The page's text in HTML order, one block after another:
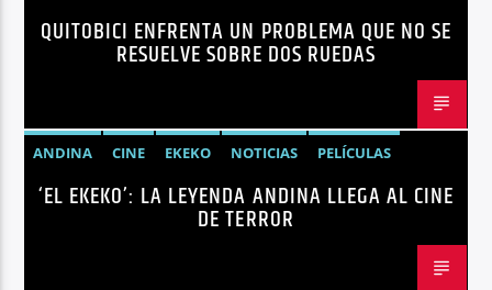
EDITORIAL
METRO DE QUITO BICICLETA
MOVILIDAD ACTIVA QUITO
MOVILIDAD SOSTENIBLE QUITO
QUITOBICI
QUITOBICI ENFRENTA UN PROBLEMA QUE NO SE
RESUELVE SOBRE DOS RUEDAS
ANDINA CINE EKEKO NOTICIAS
PELÍCULAS
TENDENCIAS
TERROR
‘EL EKEKO’: LA LEYENDA ANDINA LLEGA AL CINE
DE TERROR